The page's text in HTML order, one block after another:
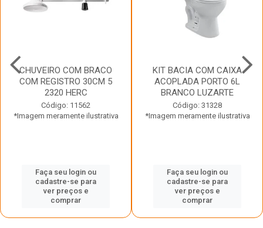
CHUVEIRO COM BRACO
COM REGISTRO 30CM 5
2320 HERC
Código: 11562
*Imagem meramente ilustrativa
Faça seu login ou
cadastre-se para
ver preços e
comprar
KIT BACIA COM CAIXA
ACOPLADA PORTO 6L
BRANCO LUZARTE
Código: 31328
*Imagem meramente ilustrativa
Faça seu login ou
cadastre-se para
ver preços e
comprar